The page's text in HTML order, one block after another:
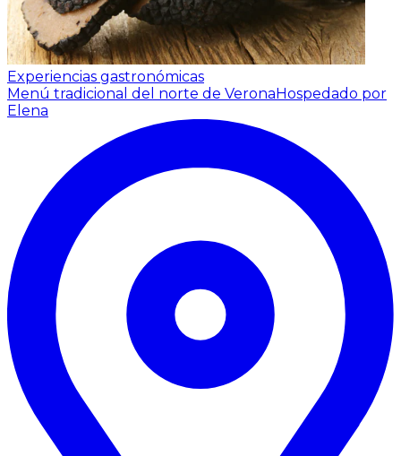
Experiencias gastronómicas
Menú tradicional del norte de Verona Hospedado por
Elena